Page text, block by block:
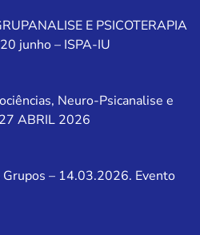
E PSICOTERAPIA
junho – ISPA-IU
Neuro-Psicanalise e
ABRIL 2026
Grupos – 14.03.2026. Evento